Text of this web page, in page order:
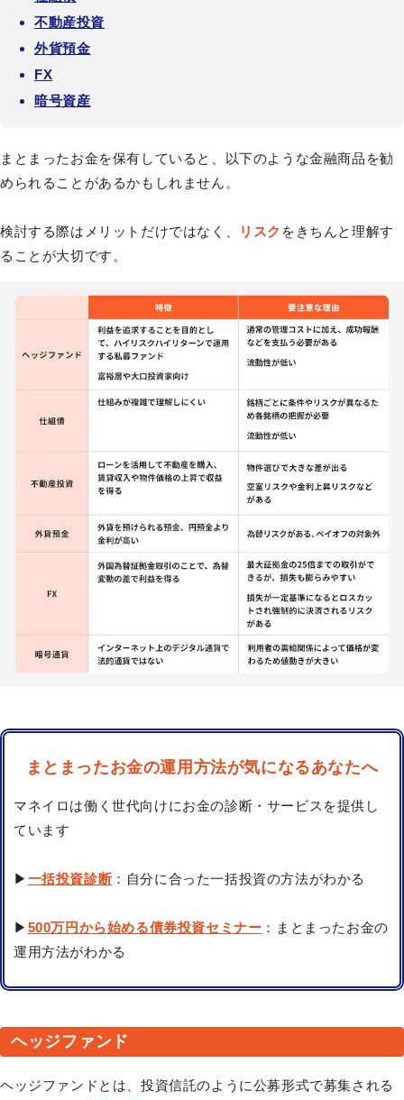
不動産投資
外貨預金
FX
暗号資産
まとまったお金を保有していると、以下のような金融商品を勧
められることがあるかもしれません。
検討する際はメリットだけではなく、 リスク をきちんと理解す
ることが大切です。
まとまったお金の運用方法が気になるあなたへ
マネイロは働く世代向けにお金の診断・サービスを提供し
ています
▶ 一括投資診断：自分に合った一括投資の方法がわかる
▶ 500万円から始める債券投資セミナー ：まとまったお金の
運用方法がわかる
ヘッジファンド
ヘッジファンドとは、投資信託のように公募形式で募集される